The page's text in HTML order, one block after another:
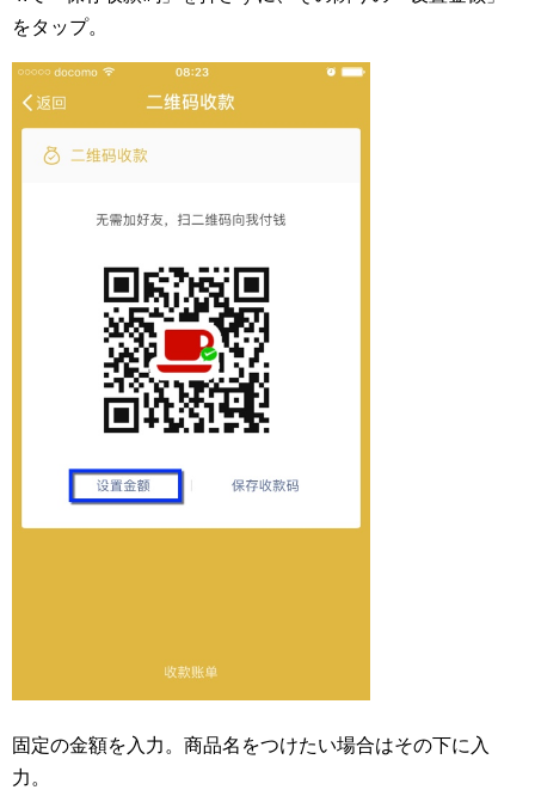
をタップ。
固定の金額を入力。商品名をつけたい場合はその下に入
力。